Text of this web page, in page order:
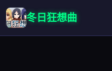
冬日狂想曲